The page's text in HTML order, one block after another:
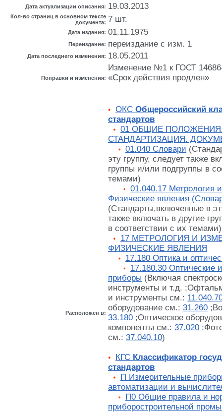
Дата актуализации описания: 19.03.2013
Кол-во страниц в основном тексте
документа: 7 шт.
Дата издания: 01.11.1975
Переиздание: переиздание с изм. 1
Дата последнего изменения: 18.05.2011
Поправки и изменения:
Изменение №1 к ГОСТ
«Срок действия продлен»
Расположен в:
ОКС Общероссийский
стандартов
01 ОБЩИЕ
СТАНДАРТИЗАЦИЯ.
01.040 Словари
эту группу, следует также
группы и/или подгруппы в
темами)
01.040.17 Метрология
Физические явления
(Стандарты,включенные в
также включать в другие
в соответствии с их темами)
17 МЕТРОЛОГИЯ И
ФИЗИЧЕСКИЕ ЯВЛЕНИЯ
17.180 Оптика и
17.180.30 Оптические
приборы (Включая
инструменты и т.д.
и инструменты см.:
оборудование см.: 31.260
33.180 ;Оптическое
компоненты см.: 37.020
см.: 37.040.10)
КГС Классификатор
стандартов
П Измерительные
автоматизации и
П0 Общие правила и
приборостроительной